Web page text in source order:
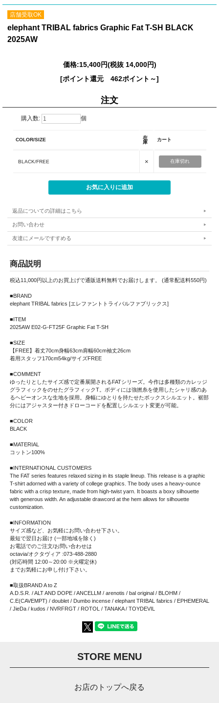
店舗受取OK
elephant TRIBAL fabrics Graphic Fat T-SH BLACK
2025AW
価格:15,400円(税抜 14,000円)
[ポイント還元 462ポイント～]
注文
購入数: 個
COLOR/SIZE
在
庫
カート
BLACK/FREE × 在庫切れ
返品についての詳細はこちら
お問い合わせ
友達にメールですすめる
商品説明
税込11,000円以上のお買上げで通販送料無料でお届けします。 (通常配送料550円)
■BRAND
elephant TRIBAL fabrics [エレファントトライバルファブリックス]
■ITEM
2025AW E02-G-FT25F Graphic Fat T-SH
■SIZE
【FREE】着丈70cm身幅63cm肩幅60cm袖丈26cm
着用スタッフ170cm54kg/サイズFREE
■COMMENT
ゆったりとしたサイズ感で定番展開されるFATシリーズ。今作は多種類のカレッジ
グラフィックをのせたグラフィックT。ボディには強撚糸を使用したシャリ感のあ
るヘビーオンスな生地を採用。身幅にゆとりを持たせたボックスシルエット。裾部
分にはアジャスター付きドローコードを配置しシルエット変更が可能。
■COLOR
BLACK
■MATERIAL
コットン100%
■INTERNATIONAL CUSTOMERS
The FAT series features relaxed sizing in its staple lineup. This release is a graphic
T-shirt adorned with a variety of college graphics. The body uses a heavy-ounce
fabric with a crisp texture, made from high-twist yarn. It boasts a boxy silhouette
with generous width. An adjustable drawcord at the hem allows for silhouette
customization.
■INFORMATION
サイズ感など、お気軽にお問い合わせ下さい。
最短で翌日お届け (一部地域を除く)
お電話でのご注文/お問い合わせは
octavia/オクタヴィア :073-488-2880
(対応時間 12:00～20:00 ※火曜定休)
までお気軽にお申し付け下さい。
■取扱BRAND A to Z
A.D.S.R. / ALT AND DOPE / ANCELLM / arenotis / bal original / BLOHM /
C.E(CAVEMPT) / doublet / Dumbo incense / elephant TRIBAL fabrics / EPHEMERAL
/ JieDa / kudos / NVRFRGT / ROTOL / TANAKA / TOYDEVIL
STORE MENU
お店のトップへ戻る